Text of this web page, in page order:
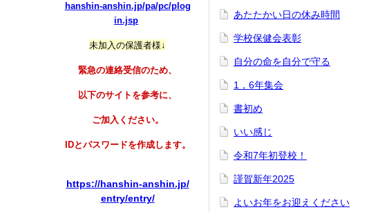
hanshin-anshin.jp/pa/pc/plog
in.jsp
未加入の保護者様↓
緊急の連絡受信のため、
以下のサイトを参考に、
ご加入ください。
IDとパスワードを作成します。
https://hanshin-anshin.jp/
entry/entry/
あたたかい日の休み時間
学校保健会表彰
自分の命を自分で守る
1，6年集会
書初め
いい感じ
令和7年初登校！
謹賀新年2025
よいお年をお迎えください